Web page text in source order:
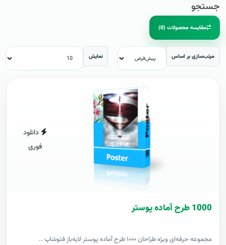
جستجو
مقایسه محصولات (0)
مرتب‌سازی بر اساس نمایش
دانلود
فوری
1000 طرح آماده پوستر
مجموعه حرفه‌ای ویژه طراحان ۱۰۰۰ طرح آماده پوستر لایه‌باز فتوشاپ ..